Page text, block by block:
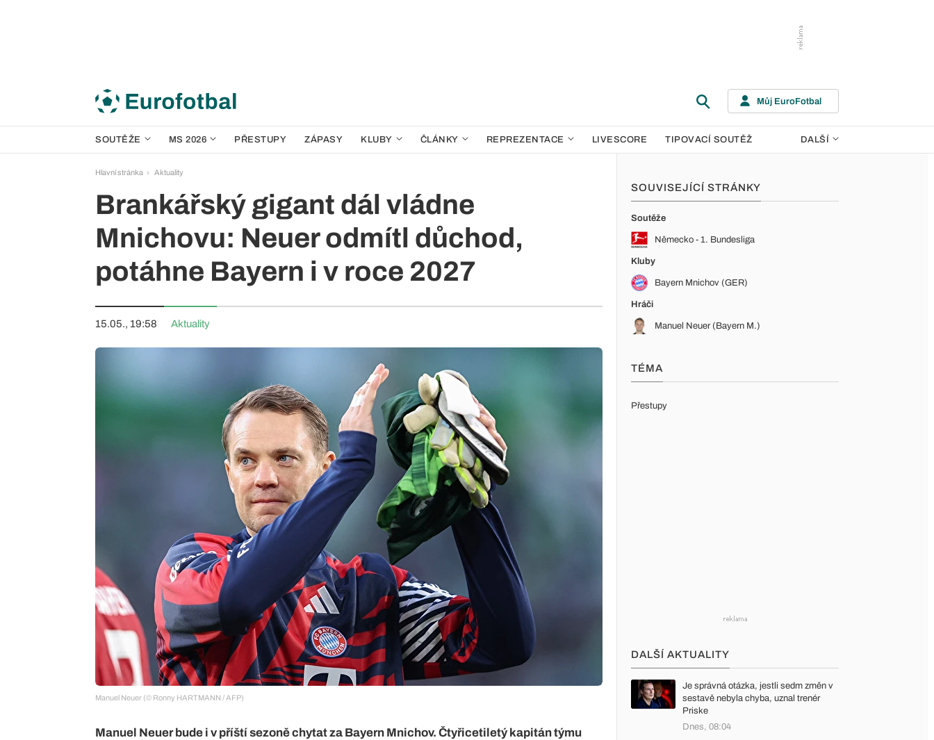
Můj EuroFotbal
SOUTĚŽE MS 2026 PŘESTUPY ZÁPASY KLUBY ČLÁNKY REPREZENTACE LIVESCORE TIPOVACÍ SOUTĚŽ DALŠÍ
Hlavní stránka Aktuality
Brankářský gigant dál vládne
Mnichovu: Neuer odmítl důchod,
potáhne Bayern i v roce 2027
15.05., 19:58 Aktuality
Manuel Neuer (© Ronny HARTMANN / AFP)
Manuel Neuer bude i v příští sezoně chytat za Bayern Mnichov. Čtyřicetiletý kapitán týmu
SOUVISEJÍCÍ STRÁNKY
Soutěže
Německo - 1. Bundesliga
Kluby
Bayern Mnichov (GER)
Hráči
Manuel Neuer (Bayern M.)
TÉMA
Přestupy
DALŠÍ AKTUALITY
Je správná otázka, jestli sedm změn v
sestavě nebyla chyba, uznal trenér
Priske
Dnes, 08:04